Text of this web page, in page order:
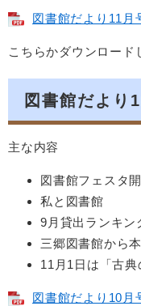
図書館だより11月
こちらかダウンロード
図書館だより
主な内容
図書館フェスタ開
私と図書館
9月貸出ランキン
三郷図書館から
11月1日は「古典
図書館だより10月